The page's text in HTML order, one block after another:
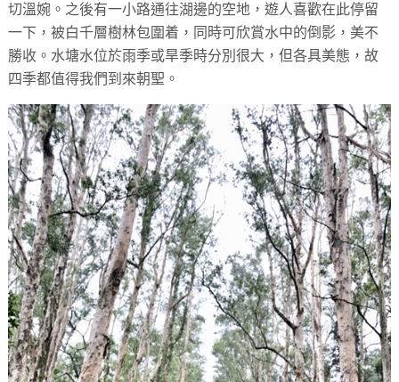
切溫婉。之後有一小路通往湖邊的空地，遊人喜歡在此停留
一下，被白千層樹林包圍着，同時可欣賞水中的倒影，美不
勝收。水塘水位於雨季或旱季時分別很大，但各具美態，故
四季都值得我們到來朝聖。